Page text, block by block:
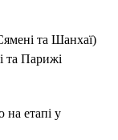
та Шанхаї)
та Парижі
на етапі у